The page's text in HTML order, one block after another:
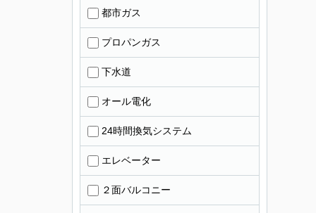
都市ガス
プロパンガス
下水道
オール電化
24時間換気システム
エレベーター
２面バルコニー